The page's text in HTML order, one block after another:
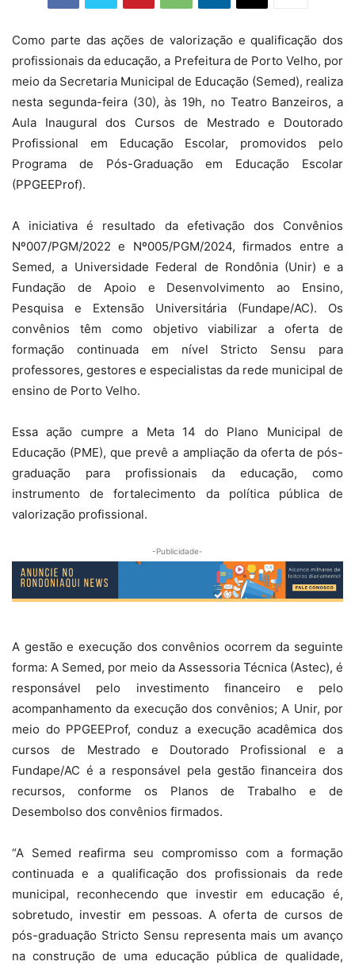
Como parte das ações de valorização e qualificação dos
profissionais da educação, a Prefeitura de Porto Velho, por
meio da Secretaria Municipal de Educação (Semed), realiza
nesta segunda-feira (30), às 19h, no Teatro Banzeiros, a
Aula Inaugural dos Cursos de Mestrado e Doutorado
Profissional em Educação Escolar, promovidos pelo
Programa de Pós-Graduação em Educação Escolar
(PPGEEProf).
A iniciativa é resultado da efetivação dos Convênios
Nº007/PGM/2022 e Nº005/PGM/2024, firmados entre a
Semed, a Universidade Federal de Rondônia (Unir) e a
Fundação de Apoio e Desenvolvimento ao Ensino,
Pesquisa e Extensão Universitária (Fundape/AC). Os
convênios têm como objetivo viabilizar a oferta de
formação continuada em nível Stricto Sensu para
professores, gestores e especialistas da rede municipal de
ensino de Porto Velho.
Essa ação cumpre a Meta 14 do Plano Municipal de
Educação (PME), que prevê a ampliação da oferta de pós-
graduação para profissionais da educação, como
instrumento de fortalecimento da política pública de
valorização profissional.
-Publicidade-
A gestão e execução dos convênios ocorrem da seguinte
forma: A Semed, por meio da Assessoria Técnica (Astec), é
responsável pelo investimento financeiro e pelo
acompanhamento da execução dos convênios; A Unir, por
meio do PPGEEProf, conduz a execução acadêmica dos
cursos de Mestrado e Doutorado Profissional e a
Fundape/AC é a responsável pela gestão financeira dos
recursos, conforme os Planos de Trabalho e de
Desembolso dos convênios firmados.
“A Semed reafirma seu compromisso com a formação
continuada e a qualificação dos profissionais da rede
municipal, reconhecendo que investir em educação é,
sobretudo, investir em pessoas. A oferta de cursos de
pós-graduação Stricto Sensu representa mais um avanço
na construção de uma educação pública de qualidade,